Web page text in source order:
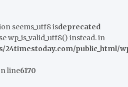
seems_utf8 isdeprecated
wp_is_valid_utf8() instead. in
24timestoday.com/public_html/
line6170